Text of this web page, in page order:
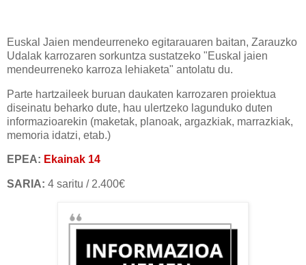
Euskal Jaien mendeurreneko egitarauaren baitan, Zarauzko
Udalak karrozaren sorkuntza sustatzeko "Euskal jaien
mendeurreneko karroza lehiaketa" antolatu du.
Parte hartzaileek buruan daukaten karrozaren proiektua
diseinatu beharko dute, hau ulertzeko lagunduko duten
informazioarekin (maketak, planoak, argazkiak, marrazkiak,
memoria idatzi, etab.)
EPEA: Ekainak 14
SARIA: 4 saritu / 2.400€